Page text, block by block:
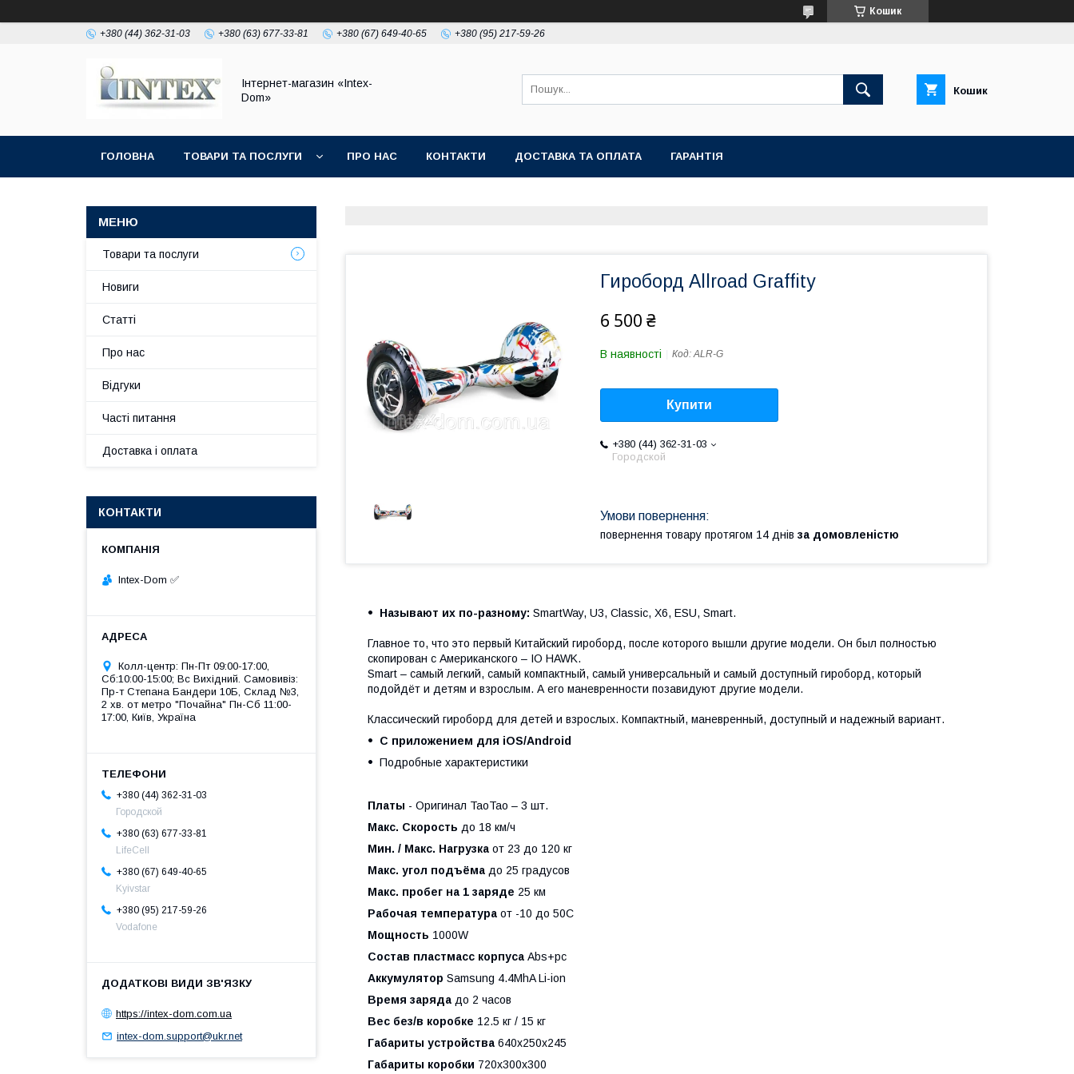
Кошик
+380 (44) 362-31-03 +380 (63) 677-33-81 +380 (67) 649-40-65 +380 (95) 217-59-26
Інтернет-магазин «Intex-
Dom»
Кошик
ГОЛОВНА ТОВАРИ ТА ПОСЛУГИ ПРО НАС КОНТАКТИ ДОСТАВКА ТА ОПЛАТА ГАРАНТІЯ
Гироборд Allroad Graffity
6 500 ₴
В наявності Код:ALR-G
Купити
+380 (44) 362-31-03
Городской
повернення товару протягом 14 днів за домовленістю
Называют их по-разному: SmartWay, U3, Classic, X6, ESU, Smart.
Главное то, что это первый Китайский гироборд, после которого вышли другие модели. Он был полностью
скопирован с Американского – IO HAWK.
Smart – самый легкий, самый компактный, самый универсальный и самый доступный гироборд, который
подойдёт и детям и взрослым. А его маневренности позавидуют другие модели.
Классический гироборд для детей и взрослых. Компактный, маневренный, доступный и надежный вариант.
С приложением для iOS/Android
Подробные характеристики
Платы - Оригинал TaoTao – 3 шт.
Макс. Скорость до 18 км/ч
Мин. / Макс. Нагрузка от 23 до 120 кг
Макс. угол подъёма до 25 градусов
Макс. пробег на 1 заряде 25 км
Рабочая температура от -10 до 50C
Мощность 1000W
Состав пластмасс корпуса Abs+pc
Аккумулятор Samsung 4.4MhA Li-ion
Время заряда до 2 часов
Вес без/в коробке 12.5 кг / 15 кг
Габариты устройства 640х250х245
Габариты коробки 720х300х300
Товари та послуги
Новиги
Статті
Про нас
Відгуки
Часті питання
Доставка і оплата
КОНТАКТИ
Intex-Dom ✅
Колл-центр: Пн-Пт 09:00-17:00,
Сб:10:00-15:00; Вс Вихідний. Самовивіз:
Пр-т Степана Бандери 10Б, Склад №3,
2 хв. от метро "Почайна" Пн-Cб 11:00-
17:00, Київ, Україна
+380 (44) 362-31-03
Городской
+380 (63) 677-33-81
LifeCell
+380 (67) 649-40-65
Kyivstar
+380 (95) 217-59-26
Vodafone
https://intex-dom.com.ua
intex-dom.support@ukr.net